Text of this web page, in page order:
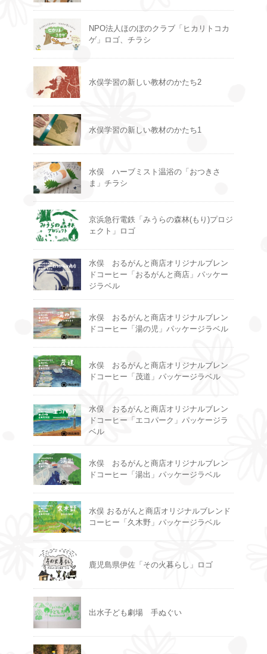
NPO法人ほのぼのクラブ「ヒカリトコカ
ゲ」ロゴ、チラシ
水俣学習の新しい教材のかたち2
水俣学習の新しい教材のかたち1
水俣 ハーブミスト温浴の「おつきさ
ま」チラシ
京浜急行電鉄「みうらの森林(もり)プロジ
ェクト」ロゴ
水俣 おるがんと商店オリジナルブレン
ドコーヒー「おるがんと商店」パッケー
ジラベル
水俣 おるがんと商店オリジナルブレン
ドコーヒー「湯の児」パッケージラベル
水俣 おるがんと商店オリジナルブレン
ドコーヒー「茂道」パッケージラベル
水俣 おるがんと商店オリジナルブレン
ドコーヒー「エコパーク」パッケージラ
ベル
水俣 おるがんと商店オリジナルブレン
ドコーヒー「湯出」パッケージラベル
水俣 おるがんと商店オリジナルブレンド
コーヒー「久木野」パッケージラベル
鹿児島県伊佐「その火暮らし」ロゴ
出水子ども劇場 手ぬぐい